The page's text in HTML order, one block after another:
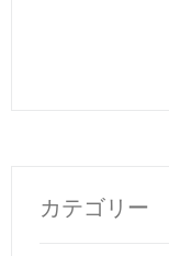
カテゴリー